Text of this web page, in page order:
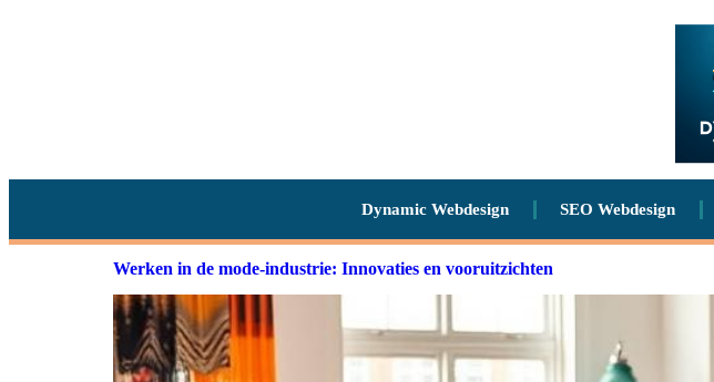
Dynamic Webdesign SEO Webdesign
Werken in de mode-industrie: Innovaties en vooruitzichten